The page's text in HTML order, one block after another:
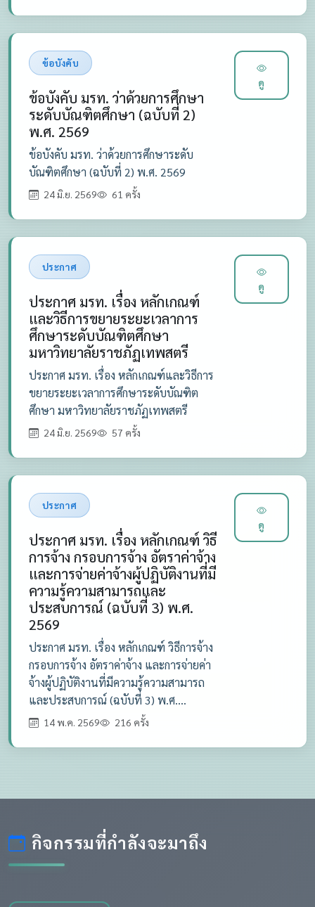
ข้อบังคับ
ข้อบังคับ มรท. ว่าด้วยการศึกษา
ระดับบัณฑิตศึกษา (ฉบับที่ 2)
พ.ศ. 2569
ข้อบังคับ มรท. ว่าด้วยการศึกษาระดับ
บัณฑิตศึกษา (ฉบับที่ 2) พ.ศ. 2569
24 มิ.ย. 2569 61 ครั้ง
ดู
ประกาศ
ประกาศ มรท. เรื่อง หลักเกณฑ์
และวิธีการขยายระยะเวลาการ
ศึกษาระดับบัณฑิตศึกษา
มหาวิทยาลัยราชภัฏเทพสตรี
ประกาศ มรท. เรื่อง หลักเกณฑ์และวิธีการ
ขยายระยะเวลาการศึกษาระดับบัณฑิต
ศึกษา มหาวิทยาลัยราชภัฏเทพสตรี
24 มิ.ย. 2569 57 ครั้ง
ดู
ประกาศ
ประกาศ มรท. เรื่อง หลักเกณฑ์ วิธี
การจ้าง กรอบการจ้าง อัตราค่าจ้าง
และการจ่ายค่าจ้างผู้ปฏิบัติงานที่มี
ความรู้ความสามารถและ
ประสบการณ์ (ฉบับที่ 3) พ.ศ.
2569
ประกาศ มรท. เรื่อง หลักเกณฑ์ วิธีการจ้าง
กรอบการจ้าง อัตราค่าจ้าง และการจ่ายค่า
จ้างผู้ปฏิบัติงานที่มีความรู้ความสามารถ
และประสบการณ์ (ฉบับที่ 3) พ.ศ....
14 พ.ค. 2569 216 ครั้ง
ดู
กิจกรรมที่กำลังจะมาถึง